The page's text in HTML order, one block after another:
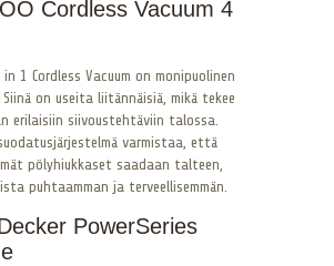
Cordless Vacuum 4
4 in 1 Cordless Vacuum on monipuolinen
on useita liitännäisiä, mikä tekee
erilaisiin siivoustehtäviin talossa.
varmistaa, että
pölyhiukkaset saadaan talteen,
puhtaamman ja terveellisemmän.
PowerSeries